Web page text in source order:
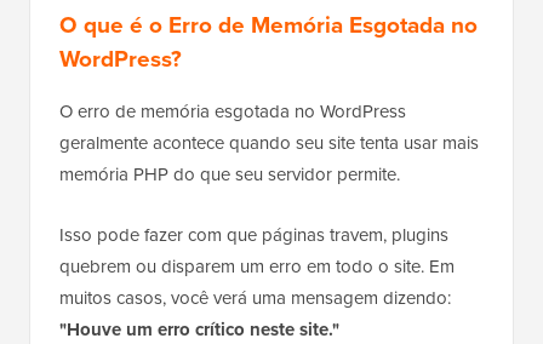
O que é o Erro de Memória Esgotada no
WordPress?
O erro de memória esgotada no WordPress
geralmente acontece quando seu site tenta usar mais
memória PHP do que seu servidor permite.
Isso pode fazer com que páginas travem, plugins
quebrem ou disparem um erro em todo o site. Em
muitos casos, você verá uma mensagem dizendo:
"Houve um erro crítico neste site."